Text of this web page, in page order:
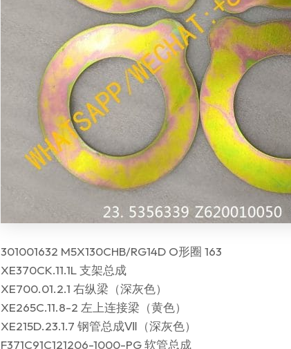
301001632 M5X130CHB/RG14D O形圈 163
XE370CK.11.1L 支架总成
XE700.01.2.1 右纵梁（深灰色）
XE265C.11.8-2 左上连接梁（黄色）
XE215D.23.1.7 钢管总成Ⅶ（深灰色）
F371C91C121206-1000-PG 软管总成